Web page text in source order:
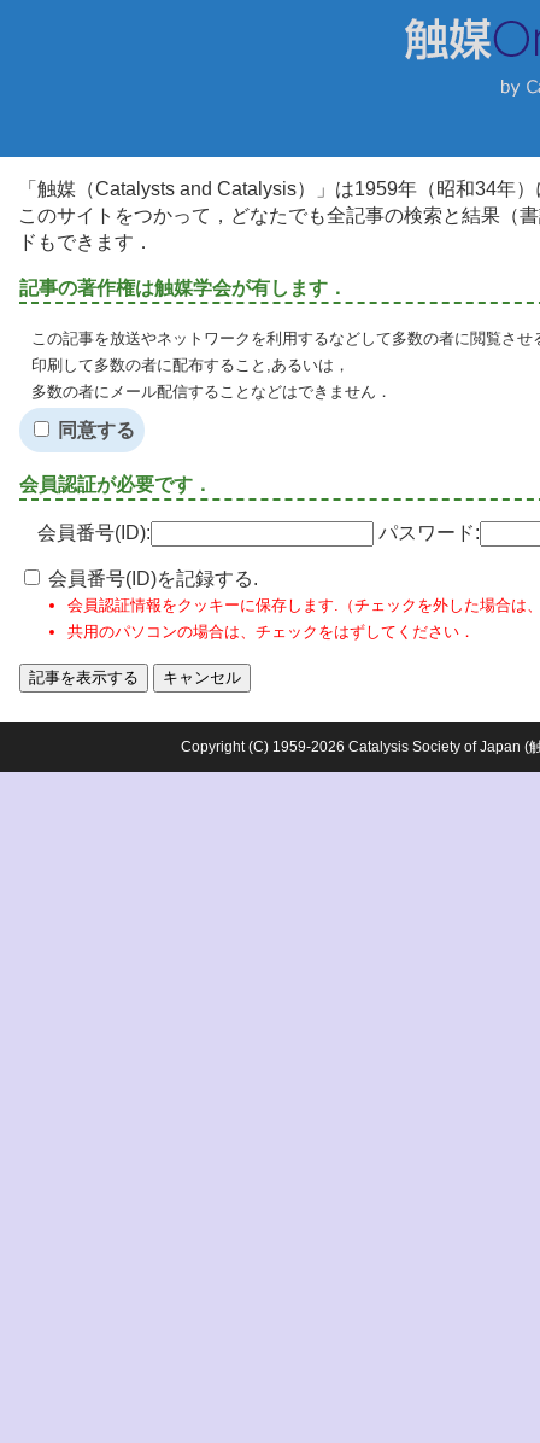
「触媒（Catalysts and Catalysis）」は1959年（昭和34年
このサイトをつかって，どなたでも全記事の検索と結果（
ドもできます．
記事の著作権は触媒学会が有します．
この記事を放送やネットワークを利用するなどして多数の者に閲覧させ
印刷して多数の者に配布すること,あるいは，
多数の者にメール配信することなどはできません．
同意する
会員認証が必要です．
会員番号(ID): パスワード:
会員番号(ID)を記録する.
会員認証情報をクッキーに保存します.（チェックを外した場合は
共用のパソコンの場合は、チェックをはずしてください．
Copyright (C) 1959-2026 Catalysis Society of Japan (